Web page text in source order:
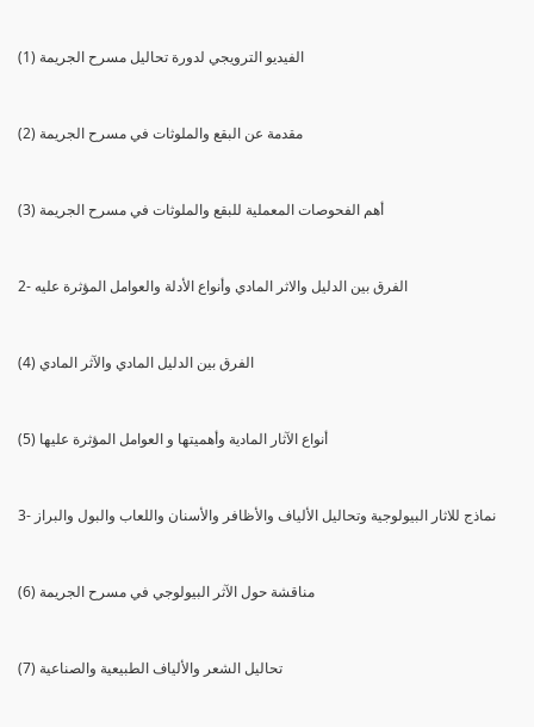
(1) الفيديو الترويجي لدورة تحاليل مسرح الجريمة
(2) مقدمة عن البقع والملوثات في مسرح الجريمة
(3) أهم الفحوصات المعملية للبقع والملوثات في مسرح الجريمة
2- الفرق بين الدليل والاثر المادي وأنواع الأدلة والعوامل المؤثرة عليه
(4) الفرق بين الدليل المادي والآثر المادي
(5) أنواع الآثار المادية وأهميتها و العوامل المؤثرة عليها
3- نماذج للاثار البيولوجية وتحاليل الألياف والأظافر والأسنان واللعاب والبول والبراز
(6) مناقشة حول الآثر البيولوجي في مسرح الجريمة
(7) تحاليل الشعر والألياف الطبيعية والصناعية